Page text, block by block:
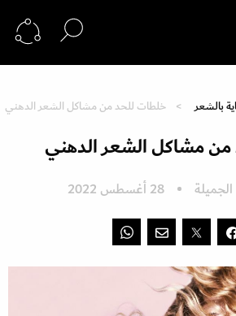
بالشعر خلطات للحد من مشاكل الشعر الدهني
مشاكل الشعر الدهني
الجميلة 28 أغسطس 2022